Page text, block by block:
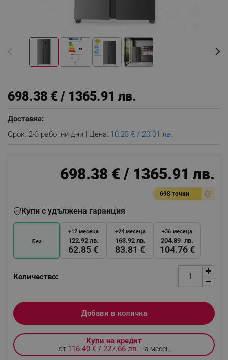
698.38 € / 1365.91 лв.
Доставка:
Срок: 2-3 работни дни | Цена: 10.23 € / 20.01 лв.
698.38 € / 1365.91 лв.
698 точки
Купи с удължена гаранция
Без
+12 месеца
62.85 €
122.92 лв.
+24 месеца
83.81 €
163.92 лв.
+36 месеца
104.76 €
204.89 лв.
Количество:
Добави в количка
Купи на кредит
от 116.40 € / 227.66 лв. на месец